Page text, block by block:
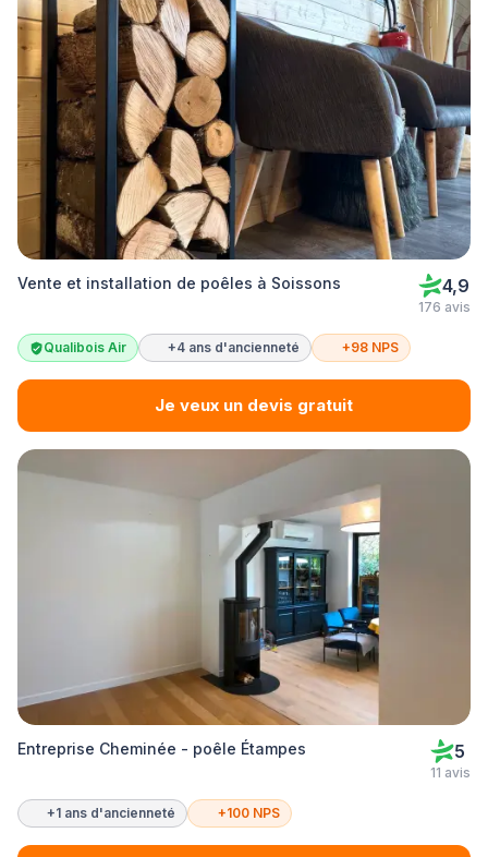
Vente et installation de poêles à Soissons 4,9
176 avis
Qualibois Air +4 ans d'ancienneté +98 NPS
Je veux un devis gratuit
Entreprise Cheminée - poêle Étampes 5
11 avis
+1 ans d'ancienneté +100 NPS